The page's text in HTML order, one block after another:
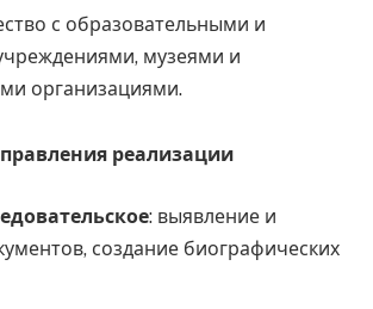
с образовательными и
музеями и
организациями.
реализации
: выявление и
создание биографических